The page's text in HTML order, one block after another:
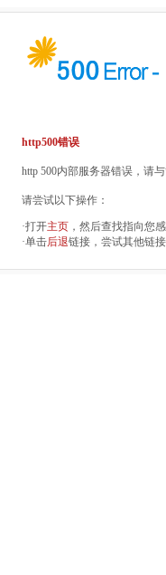
http500错误
http 500内部服务器错误，请
请尝试以下操作：
·打开主页 ，然后查找指向您
·单击后退链接，尝试其他链